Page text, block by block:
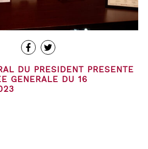
DU PRESIDENT PRESENTE
GENERALE DU 16